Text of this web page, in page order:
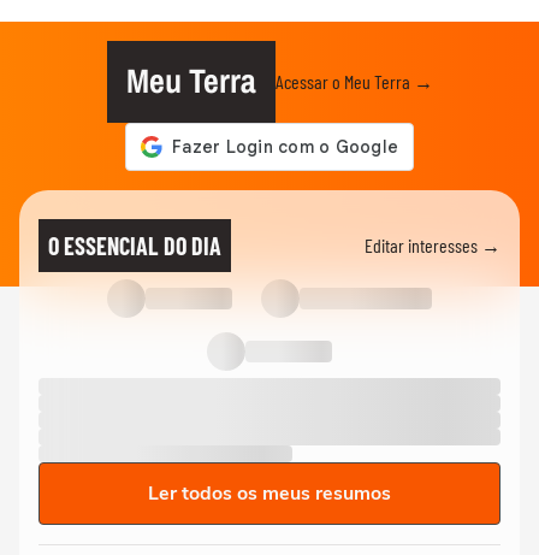
Meu Terra Acessar o Meu Terra →
O ESSENCIAL DO DIA Editar interesses →
Ler todos os meus resumos